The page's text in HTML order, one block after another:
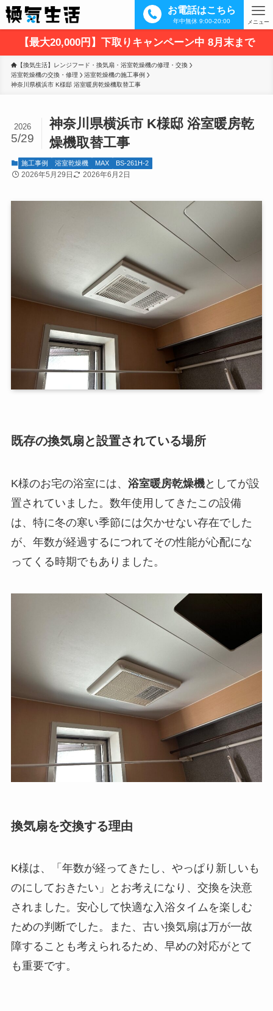
お電話はこちら
年中無休 9:00-20:00 メニュー
【最大20,000円】下取りキャンペーン中 8月末まで
【換気生活】レンジフード・換気扇・浴室乾燥機の修理・交換
浴室乾燥機の交換・修理
浴室乾燥機の施工事例
神奈川県横浜市 K様邸 浴室暖房乾燥機取替工事
神奈川県横浜市 K様邸 浴室暖房乾
燥機取替工事
2026
5/29
施工事例 浴室乾燥機 MAX BS-261H-2
2026年5月29日 2026年6月2日
既存の換気扇と設置されている場所
K様のお宅の浴室には、 浴室暖房乾燥機としてが設
置されていました。数年使用してきたこの設備
は、特に冬の寒い季節には欠かせない存在でした
が、年数が経過するにつれてその性能が心配にな
ってくる時期でもありました。
換気扇を交換する理由
K様は、「年数が経ってきたし、やっぱり新しいも
のにしておきたい」とお考えになり、交換を決意
されました。安心して快適な入浴タイムを楽しむ
ための判断でした。また、古い換気扇は万が一故
障することも考えられるため、早めの対応がとて
も重要です。